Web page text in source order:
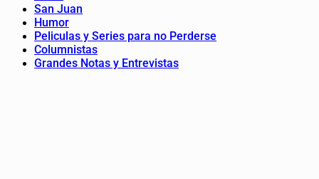
San Juan
Humor
Peliculas y Series para no Perderse
Columnistas
Grandes Notas y Entrevistas